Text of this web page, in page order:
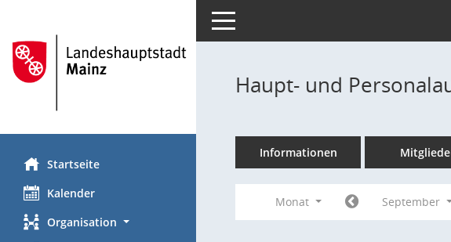
Startseite
Kalender
Organisation
Toggle navigation
Haupt- und
Informationen
Monat September